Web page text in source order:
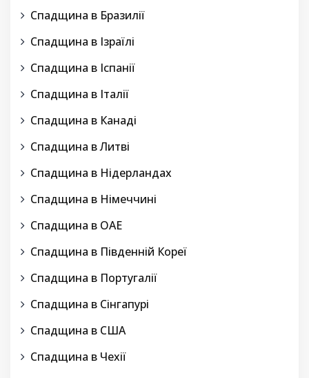
Спадщина в Бразилії
Спадщина в Ізраїлі
Спадщина в Іспанії
Спадщина в Італії
Спадщина в Канаді
Спадщина в Литві
Спадщина в Нідерландах
Спадщина в Німеччині
Спадщина в ОАЕ
Спадщина в Південній Кореї
Спадщина в Португалії
Спадщина в Сінгапурі
Спадщина в США
Спадщина в Чехії